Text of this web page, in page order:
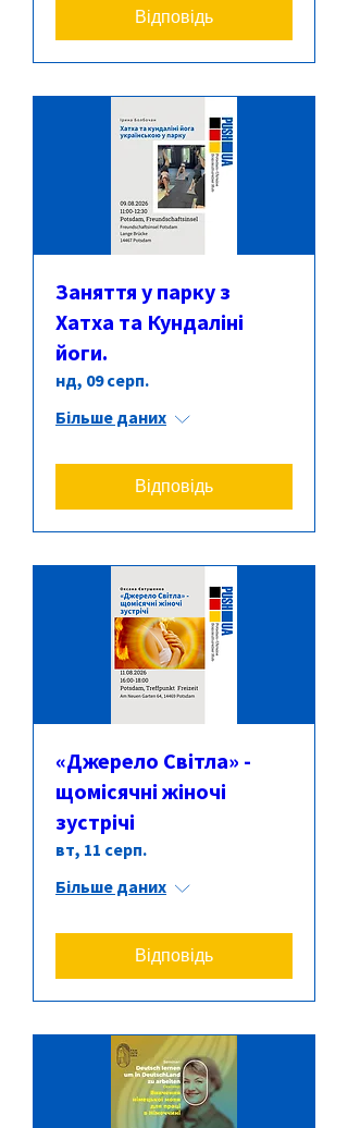
Відповідь
Заняття у парку з
Хатха та Кундаліні
йоги.
нд, 09 серп.
Більше даних
Відповідь
«Джерело Світла» -
щомісячні жіночі
зустрічі
вт, 11 серп.
Більше даних
Відповідь